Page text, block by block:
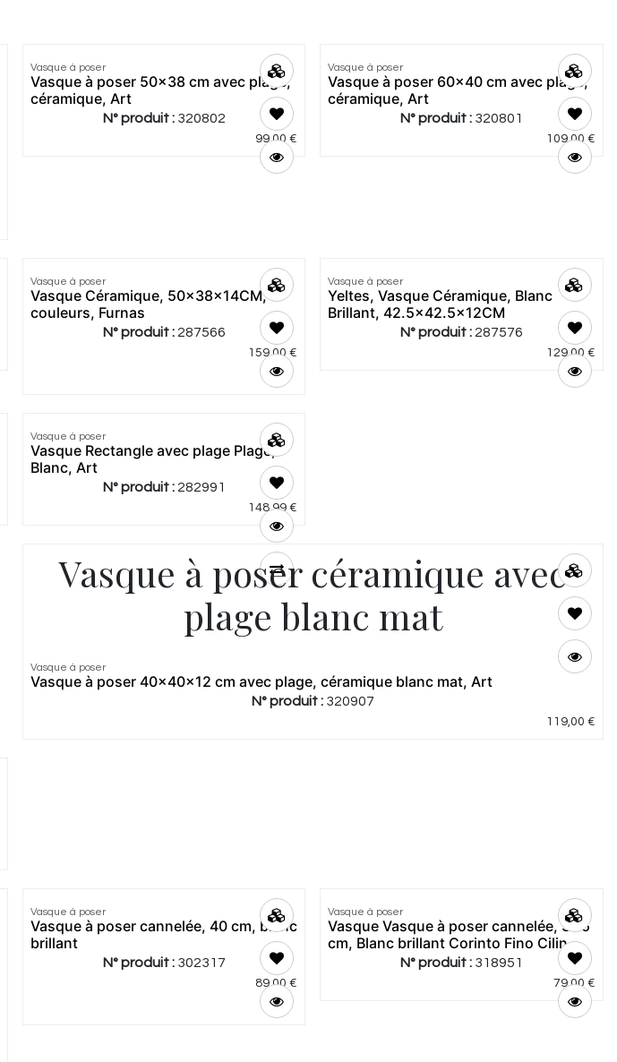
Vasque à poser
Vasque à poser 50x38 cm avec plage,
céramique, Art
N° produit : 320802
99,00 €
Vasque à poser
Vasque à poser 60x40 cm avec plage,
céramique, Art
N° produit : 320801
109,00 €
Vasque à poser
Vasque Céramique, 50x38x14CM, 2
couleurs, Furnas
N° produit : 287566
159,00 €
Vasque à poser
Yeltes, Vasque Céramique, Blanc
Brillant, 42.5x42.5x12CM
N° produit : 287576
129,00 €
Meilleur
prix
Vasque à poser
Vasque Rectangle avec plage Plage,
Blanc, Art
N° produit : 282991
148,99 €
Vasque à poser céramique avec
plage blanc mat
Vasque à poser
Vasque à poser 40x40x12 cm avec plage, céramique blanc mat, Art
N° produit : 320907
119,00 €
Vasque à poser
Vasque à poser cannelée, 40 cm, blanc
brillant
N° produit : 302317
89,00 €
Vasque à poser
Vasque Vasque à poser cannelée, 37.5
cm, Blanc brillant Corinto Fino Cilin
N° produit : 318951
79,00 €